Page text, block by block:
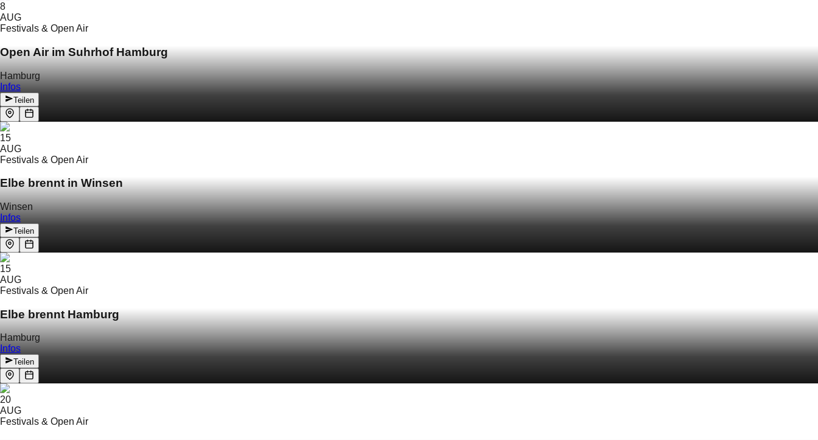
8
AUG
Festivals & Open Air
Open Air im Suhrhof Hamburg
Hamburg
Infos
Teilen
15
AUG
Festivals & Open Air
Elbe brennt in Winsen
Winsen
Infos
Teilen
15
AUG
Festivals & Open Air
Elbe brennt Hamburg
Hamburg
Infos
Teilen
20
AUG
Festivals & Open Air